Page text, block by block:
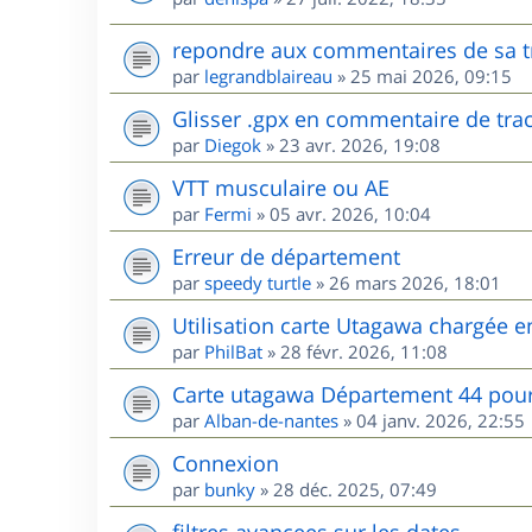
repondre aux commentaires de sa
par legrandblaireau » 25 mai 2026, 09:15
Glisser .gpx en commentaire de
par Diegok » 23 avr. 2026, 19:08
VTT musculaire ou AE
par Fermi » 05 avr. 2026, 10:04
Erreur de département
par speedy turtle » 26 mars 2026, 18:01
Utilisation carte Utagawa chargée
par PhilBat » 28 févr. 2026, 11:08
Carte utagawa Département 44
par Alban-de-nantes » 04 janv. 2026, 22:55
Connexion
par bunky » 28 déc. 2025, 07:49